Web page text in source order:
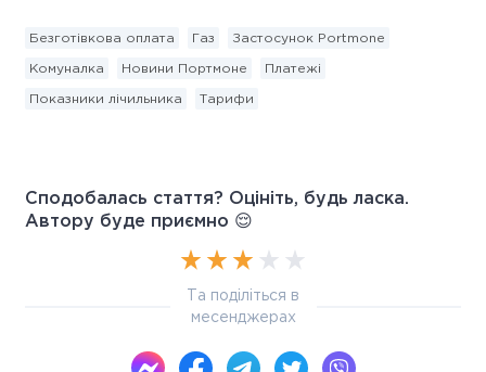
Безготівкова оплата Газ Застосунок Portmone
Комуналка Новини Портмоне Платежі
Показники лічильника Тарифи
Сподобалась стаття? Оцініть, будь ласка.
Автору буде приємно 😌
Та поділіться в
месенджерах